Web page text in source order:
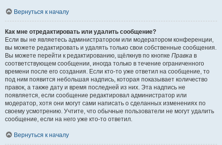
Вернуться к началу
Как мне отредактировать или удалить сообщение?
Если вы не являетесь администратором или модератором конференции,
вы можете редактировать и удалять только свои собственные сообщения.
Вы можете перейти к редактированию, щёлкнув по кнопке Правка в
соответствующем сообщении, иногда только в течение ограниченного
времени после его создания. Если кто-то уже ответил на сообщение, то
под ним появится небольшая надпись, которая показывает количество
правок, а также дату и время последней из них. Эта надпись не
появляется, если сообщение редактировал администратор или
модератор, хотя они могут сами написать о сделанных изменениях по
своему усмотрению. Учтите, что обычные пользователи не могут удалить
сообщение, если на него уже кто-то ответил.
Вернуться к началу